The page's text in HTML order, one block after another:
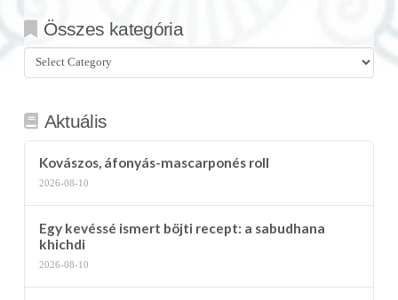
Összes kategória
Összes
kategória
Aktuális
Kovászos, áfonyás-mascarponés roll
2026-08-10
Egy kevéssé ismert böjti recept: a sabudhana
khichdi
2026-08-10